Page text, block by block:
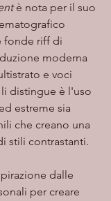
è nota per il suo
fonde riff di
moderna
e voci
distingue è l'uso
estreme sia
che creano una
stili contrastanti.
per creare